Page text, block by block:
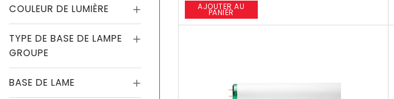
COULEUR DE LUMIÈRE
TYPE DE BASE DE LAMPE
GROUPE
BASE DE LAME
AJOUTER AU
PANIER